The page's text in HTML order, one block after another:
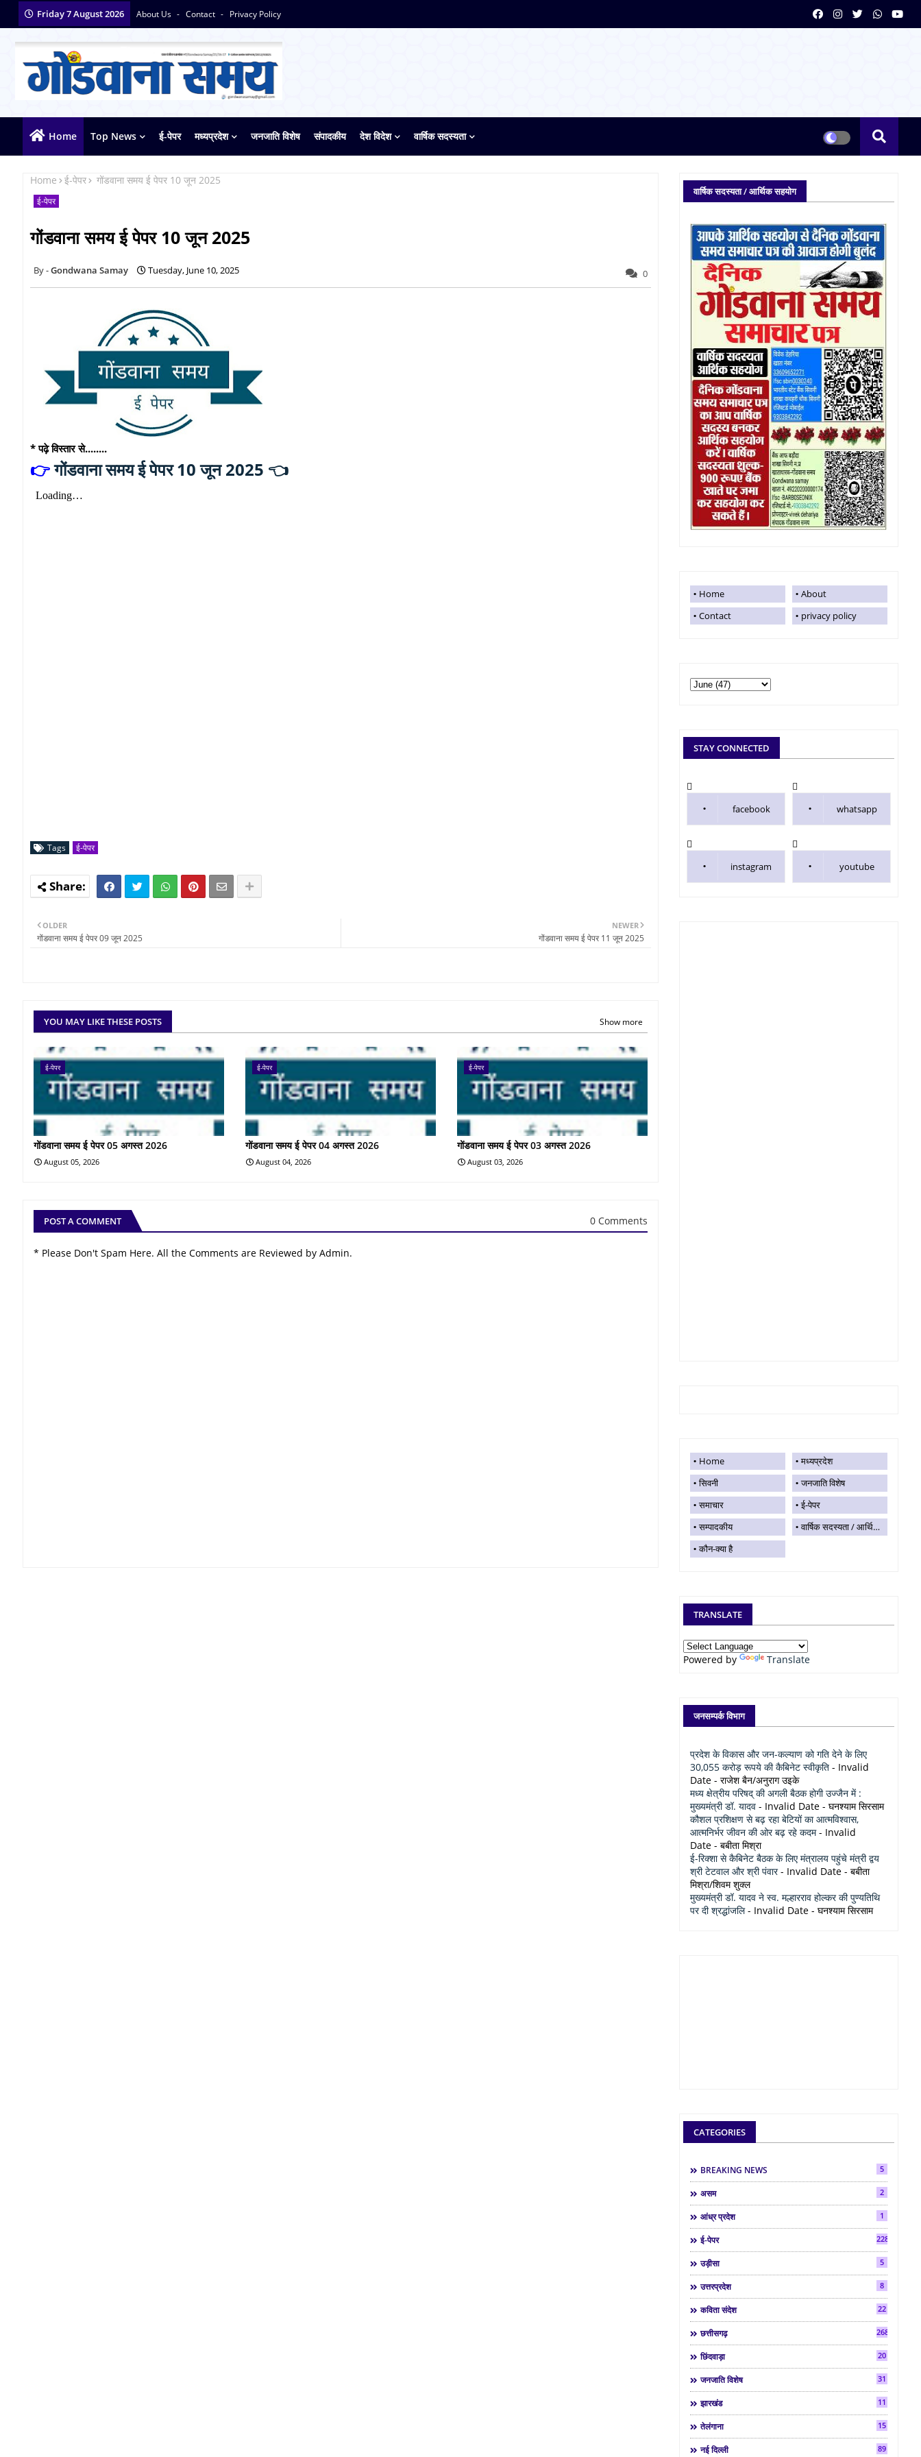
Friday 7 August 2026 About Us Contact Privacy Policy
Home Top News ई-पेपर मध्यप्रदेश जनजाति विशेष संपादकीय देश विदेश वार्षिक सदस्यता
Home ई-पेपर गोंडवाना समय ई पेपर 10 जून 2025
ई-पेपर
गोंडवाना समय ई पेपर 10 जून 2025
Gondwana Samay Tuesday, June 10, 2025 0
* पढ़े विस्तार से........
👉गोंडवाना समय ई पेपर 10 जून 2025 👈
Tags ई-पेपर
NEWER
गोंडवाना समय ई पेपर 11 जून 2025
OLDER
गोंडवाना समय ई पेपर 09 जून 2025
YOU MAY LIKE THESE POSTS Show more
ई-पेपर
गोंडवाना समय ई पेपर 05 अगस्त 2026
August 05, 2026
ई-पेपर
गोंडवाना समय ई पेपर 04 अगस्त 2026
August 04, 2026
ई-पेपर
गोंडवाना समय ई पेपर 03 अगस्त 2026
August 03, 2026
POST A COMMENT 0 Comments
* Please Don't Spam Here. All the Comments are Reviewed by Admin.
वार्षिक सदस्यता / आर्थिक सहयोग
Home
About
Contact
privacy policy
STAY CONNECTED
facebook whatsapp
instagram youtube
Home
मध्यप्रदेश
सिवनी
जनजाति विशेष
समाचार
ई-पेपर
सम्पादकीय
वार्षिक सदस्यता / आर्थिक सहयोग
कौन-क्या है
TRANSLATE
Powered by Translate
जनसम्पर्क विभाग
प्रदेश के विकास और जन-कल्याण को गति देने के लिए
30,055 करोड़ रूपये की कैबिनेट स्वीकृति - Invalid
Date - राजेश बैन/अनुराग उइके
मध्य क्षेत्रीय परिषद् की अगली बैठक होगी उज्जैन में :
मुख्यमंत्री डॉ. यादव - Invalid Date - घनश्याम सिरसाम
कौशल प्रशिक्षण से बढ़ रहा बेटियों का आत्मविश्वास,
आत्मनिर्भर जीवन की ओर बढ़ रहे कदम- Invalid
Date - बबीता मिश्रा
ई-रिक्शा से कैबिनेट बैठक के लिए मंत्रालय पहुंचे मंत्री द्वय
श्री टेटवाल और श्री पंवार- Invalid Date - बबीता
मिश्रा/शिवम शुक्ल
मुख्यमंत्री डॉ. यादव ने स्व. मल्हारराव होल्कर की पुण्यतिथि
पर दी श्रद्धांजलि- Invalid Date - घनश्याम सिरसाम
CATEGORIES
BREAKING NEWS 5
असम 2
आंध्र प्रदेश 1
ई-पेपर 2286
उड़ीसा 5
उत्तरप्रदेश 8
कविता संदेश 22
छत्तीसगढ़ 268
छिंदवाड़ा 20
जनजाति विशेष 31
झारखंड 11
तेलंगाना 15
नई दिल्ली 89